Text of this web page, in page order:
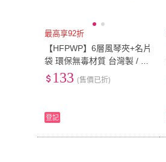
最高享92折
【HFPWP】6層風琴夾+名片
袋 環保無毒材質 台灣製 / 個
F4310-N
133 (售價已折)
登記